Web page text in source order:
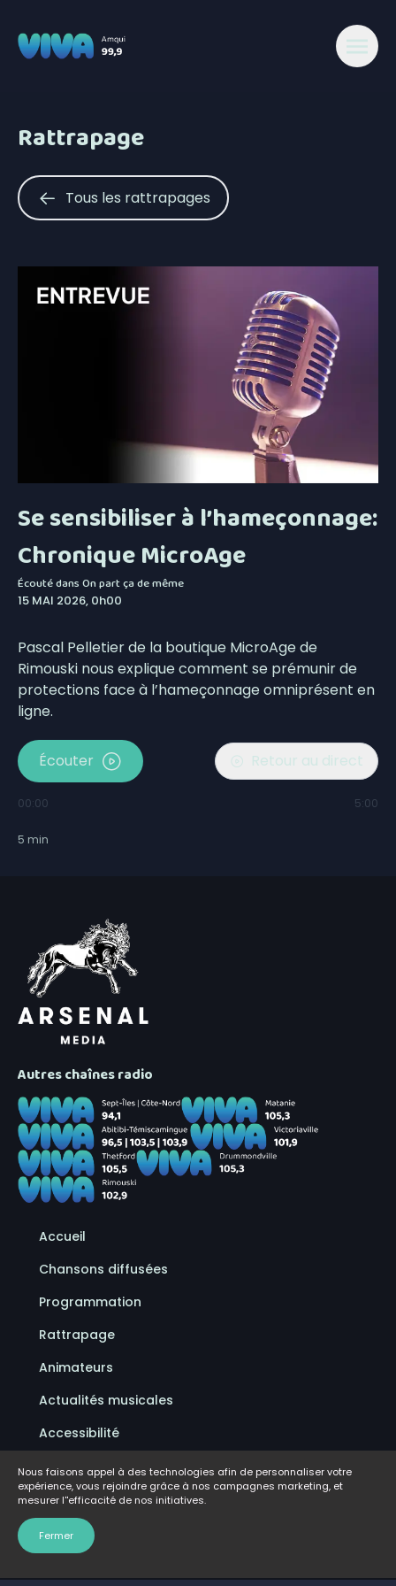
Rattrapage
Tous les rattrapages
Se sensibiliser à l’hameçonnage:
Chronique MicroAge
Écouté dansOn part ça de même
15 MAI 2026, 0h00
Pascal Pelletier de la boutique MicroAge de
Rimouski nous explique comment se prémunir de
protections face à l’hameçonnage omniprésent en
ligne.
Écouter Retour au direct
00:00 5:00
5 min
Autres chaînes radio
Accueil
Chansons diffusées
Programmation
Rattrapage
Animateurs
Actualités musicales
Accessibilité
Politique de confidentialité
Conditions d'utilisation
FAQ
Nous faisons appel à des technologies afin de personnaliser votre
expérience, vous rejoindre grâce à nos campagnes marketing, et
mesurer l''efficacité de nos initiatives.
Fermer